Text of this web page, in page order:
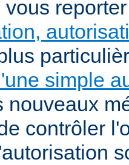
simple
nouveaux
contrôler